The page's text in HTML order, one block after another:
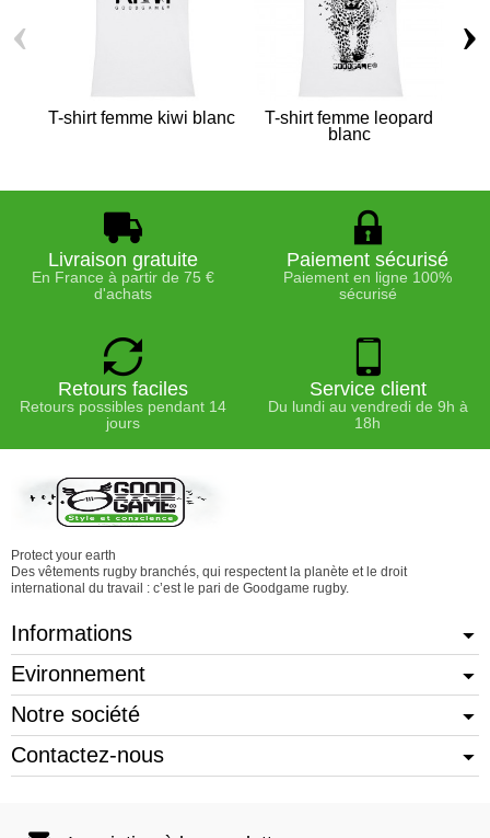
T-shirt femme kiwi blanc
T-shirt femme leopard
blanc
‹ ›
Livraison gratuite
En France à partir de 75 €
d'achats
Paiement sécurisé
Paiement en ligne 100%
sécurisé
Retours faciles
Retours possibles pendant 14
jours
Service client
Du lundi au vendredi de 9h à
18h
Protect your earth
Des vêtements rugby branchés, qui respectent la planète et le droit
international du travail : c’est le pari de Goodgame rugby.
Informations
Evironnement
Notre société
Contactez-nous